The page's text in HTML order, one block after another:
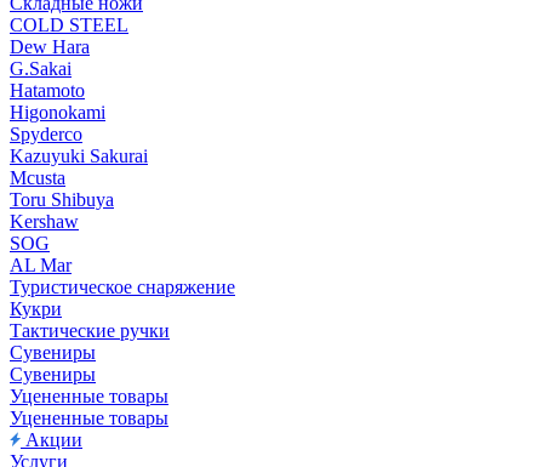
COLD STEEL
Dew Hara
G.Sakai
Hatamoto
Higonokami
Spyderco
Kazuyuki Sakurai
Mcusta
Toru Shibuya
Kershaw
SOG
AL Mar
Туристическое снаряжение
Кукри
Тактические ручки
Сувениры
Сувениры
Уцененные товары
Уцененные товары
Акции
Услуги